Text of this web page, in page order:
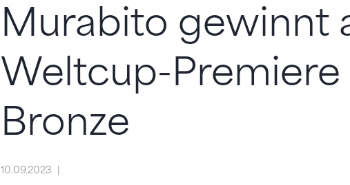
Murabito gewinnt
Weltcup-Premiere
Bronze
10.09.2023